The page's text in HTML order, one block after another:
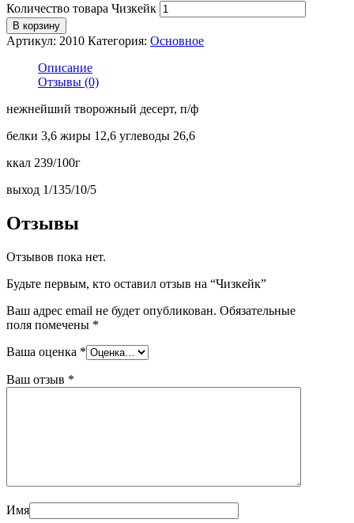
Количество товара Чизкейк
В корзину
Артикул: 2010 Категория: Основное
Описание
Отзывы (0)
нежнейший творожный десерт, п/ф
белки 3,6 жиры 12,6 углеводы 26,6
ккал 239/100г
выход 1/135/10/5
Отзывы
Отзывов пока нет.
Будьте первым, кто оставил отзыв на “Чизкейк”
Ваш адрес email не будет опубликован. Обязательные
поля помечены *
Ваша оценка *
Ваш отзыв *
Имя